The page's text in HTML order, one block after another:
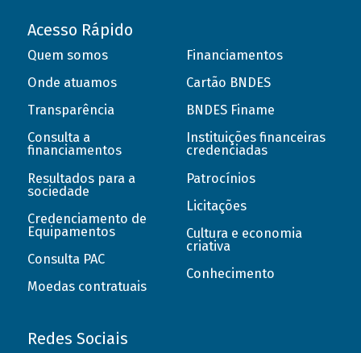
Acesso Rápido
Quem somos
Onde atuamos
Transparência
Consulta a
financiamentos
Resultados para a
sociedade
Credenciamento de
Equipamentos
Consulta PAC
Moedas contratuais
Financiamentos
Cartão BNDES
BNDES Finame
Instituições financeiras
credenciadas
Patrocínios
Licitações
Cultura e economia
criativa
Conhecimento
Redes Sociais